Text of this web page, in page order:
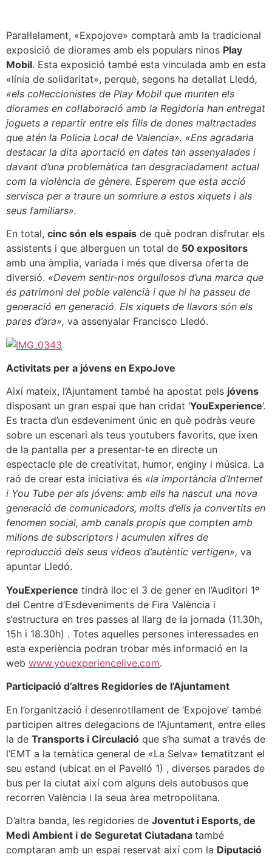
Paral·lelament, «Expojove» comptarà amb la tradicional
exposició de diorames amb els populars ninos Play
Mobil. Esta exposició també esta vinculada amb en esta
«línia de solidaritat», perquè, segons ha detallat Lledó,
«els col·leccionistes de Play Mobil que munten els
diorames en col·laboració amb la Regidoria han entregat
joguets a repartir entre els fills de dones maltractades
que atén la Policia Local de Valencia». «Ens agradaria
destacar la dita aportació en dates tan assenyalades i
davant d’una problemàtica tan desgraciadament actual
com la violència de gènere. Esperem que esta acció
servisca per a traure un somriure a estos xiquets i als
seus familiars».
En total, cinc són els espais de què podran disfrutar els
assistents i que alberguen un total de 50 expositors
amb una àmplia, variada i més que diversa oferta de
diversió. «Devem sentir-nos orgullosos d’una marca que
és patrimoni del poble valencià i que hi ha passeu de
generació en generació. Els xiquets de llavors són els
pares d’ara», va assenyalar Francisco Lledó.
Activitats per a jóvens en ExpoJove
Així mateix, l’Ajuntament també ha apostat pels jóvens
disposant un gran espai que han cridat ‘YouExperience‘.
Es tracta d’un esdeveniment únic en què podràs veure
sobre un escenari als teus youtubers favorits, que ixen
de la pantalla per a presentar-te en directe un
espectacle ple de creativitat, humor, enginy i música. La
raó de crear esta iniciativa és «la importància d’Internet
i You Tube per als jóvens: amb ells ha nascut una nova
generació de comunicadors, molts d’ells ja convertits en
fenomen social, amb canals propis que compten amb
milions de subscriptors i acumulen xifres de
reproducció dels seus vídeos d’autèntic vertigen», va
apuntar Lledó.
YouExperience tindrà lloc el 3 de gener en l’Auditori 1º
del Centre d’Esdeveniments de Fira València i
s’estructura en tres passes al llarg de la jornada (11.30h,
15h i 18.30h) . Totes aquelles persones interessades en
esta experiència podran trobar més informació en la
web www.youexperiencelive.com.
Participació d’altres Regidories de l’Ajuntament
En l’organització i desenrotllament de ‘Expojove’ també
participen altres delegacions de l’Ajuntament, entre elles
la de Transports i Circulació que s’ha sumat a través de
l’EMT a la temàtica general de «La Selva» tematitzant el
seu estand (ubicat en el Pavelló 1) , diverses parades de
bus per la ciutat així com alguns dels autobusos que
recorren València i la seua àrea metropolitana.
D’altra banda, les regidories de Joventut i Esports, de
Medi Ambient i de Seguretat Ciutadana també
comptaran amb un espai reservat així com la Diputació